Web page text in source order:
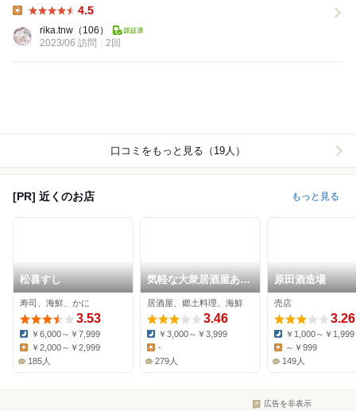
4.5
rika.tnw （106）
2023/06 訪問
2回
口コミをもっと見る（19人）
[PR] 近くのお店 もっと見る
松喜すし
寿司、海鮮、かに
3.53
Dinner:
￥6,000～￥7,999
￥2,000～￥2,999
185人
気軽な大衆居酒屋あじ
平
居酒屋、郷土料理、海鮮
3.46
Dinner:
￥3,000～￥3,999
-
279人
原田酒造場
売店
3.26
Dinner:
￥1,000～￥1,999
～￥999
149人
広告を非表示